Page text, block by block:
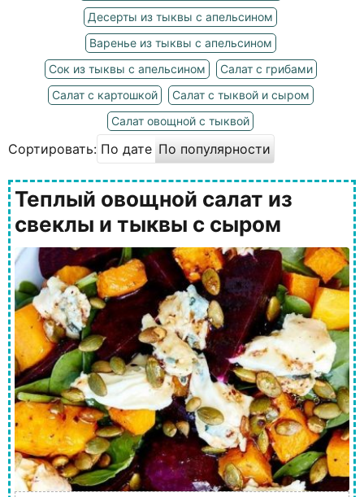
Десерты из тыквы с апельсином
Варенье из тыквы с апельсином
Сок из тыквы с апельсином
Салат с грибами
Салат с картошкой
Салат с тыквой и сыром
Салат овощной с тыквой
Сортировать: По дате По популярности
Теплый овощной салат из
свеклы и тыквы с сыром